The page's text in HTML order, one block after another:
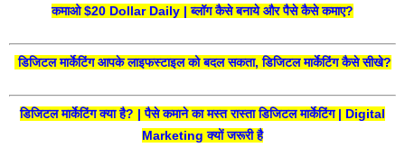
कमाओ $20 Dollar Daily | ब्लॉग कैसे बनाये और पैसे कैसे कमाए?
डिजिटल मार्केटिंग आपके लाइफस्टाइल को बदल सकता, डिजिटल मार्केटिंग कैसे सीखे?
डिजिटल मार्केटिंग क्या है? | पैसे कमाने का मस्त रास्ता डिजिटल मार्केटिंग | Digital
Marketing क्यों जरूरी है